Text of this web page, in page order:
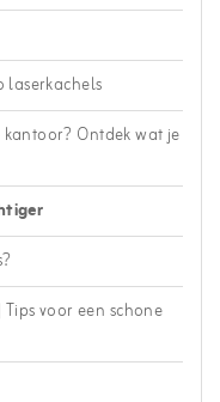
laserkachels
Ontdek wat je
voor een schone